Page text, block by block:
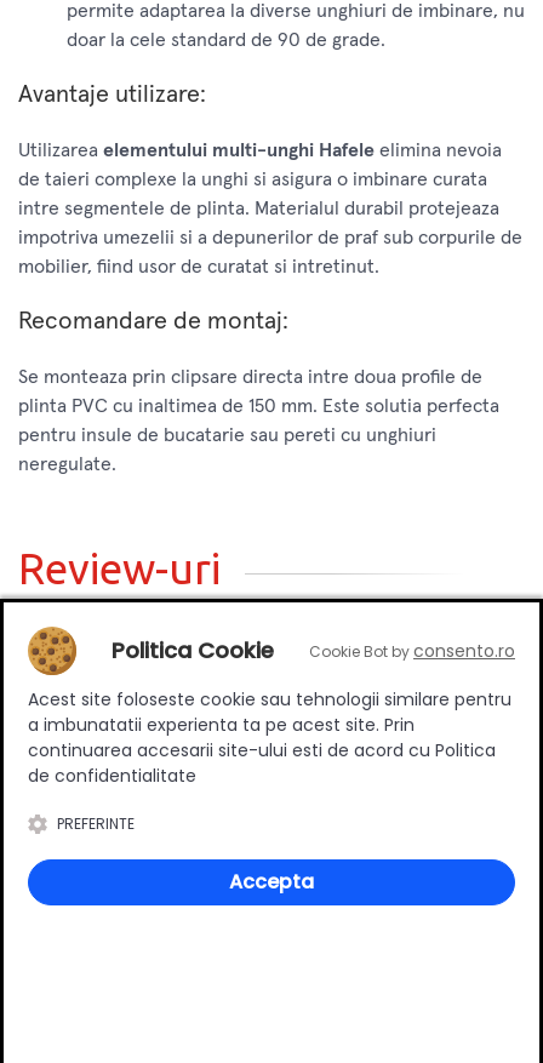
permite adaptarea la diverse unghiuri de imbinare, nu
doar la cele standard de 90 de grade.
Avantaje utilizare:
Utilizarea elementului multi-unghi Hafele elimina nevoia
de taieri complexe la unghi si asigura o imbinare curata
intre segmentele de plinta. Materialul durabil protejeaza
impotriva umezelii si a depunerilor de praf sub corpurile de
mobilier, fiind usor de curatat si intretinut.
Recomandare de montaj:
Se monteaza prin clipsare directa intre doua profile de
plinta PVC cu inaltimea de 150 mm. Este solutia perfecta
pentru insule de bucatarie sau pereti cu unghiuri
neregulate.
Review-uri
Deții sau ai utilizat produsul?
Spune-ți părerea acordând o nota produsului
Ratingul general al produsului
Politica Cookie Cookie Bot byconsento.ro
Acest site foloseste cookie sau tehnologii similare pentru
a imbunatatii experienta ta pe acest site. Prin
continuarea accesarii site-ului esti de acord cu Politica
de confidentialitate
PREFERINTE
Accepta